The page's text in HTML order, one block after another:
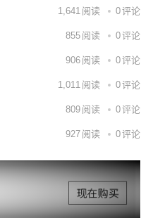
1,641 阅读 0评论
855 阅读 0评论
906 阅读 0评论
1,011 阅读 0评论
809 阅读 0评论
927 阅读 0评论